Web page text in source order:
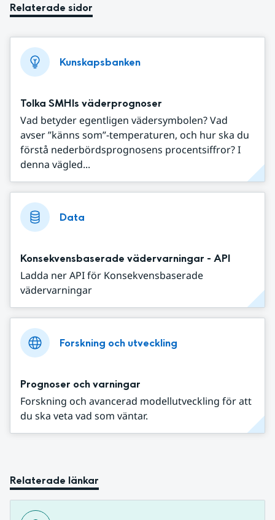
Relaterade sidor
Kunskapsbanken
Tolka SMHIs väderprognoser
Vad betyder egentligen vädersymbolen? Vad
avser ”känns som”-temperaturen, och hur ska du
förstå nederbördsprognosens procentsiffror? I
denna vägled...
Data
Konsekvensbaserade vädervarningar - API
Ladda ner API för Konsekvensbaserade
vädervarningar
Forskning och utveckling
Prognoser och varningar
Forskning och avancerad modellutveckling för att
du ska veta vad som väntar.
Relaterade länkar